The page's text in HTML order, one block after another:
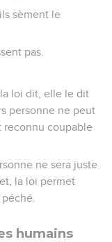
sèment le
pas.
loi dit, elle le dit
personne ne peut
reconnu coupable
ne sera juste
la loi permet
humains